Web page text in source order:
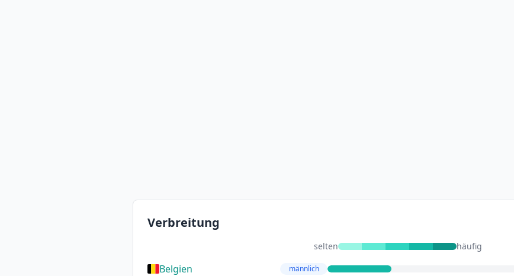
Verbreitung
selten häufig
Belgien männlich